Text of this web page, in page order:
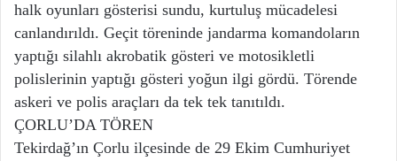
halk oyunları gösterisi sundu, kurtuluş mücadelesi
canlandırıldı. Geçit töreninde jandarma komandoların
yaptığı silahlı akrobatik gösteri ve motosikletli
polislerinin yaptığı gösteri yoğun ilgi gördü. Törende
askeri ve polis araçları da tek tek tanıtıldı.
ÇORLU’DA TÖREN
Tekirdağ’ın Çorlu ilçesinde de 29 Ekim Cumhuriyet